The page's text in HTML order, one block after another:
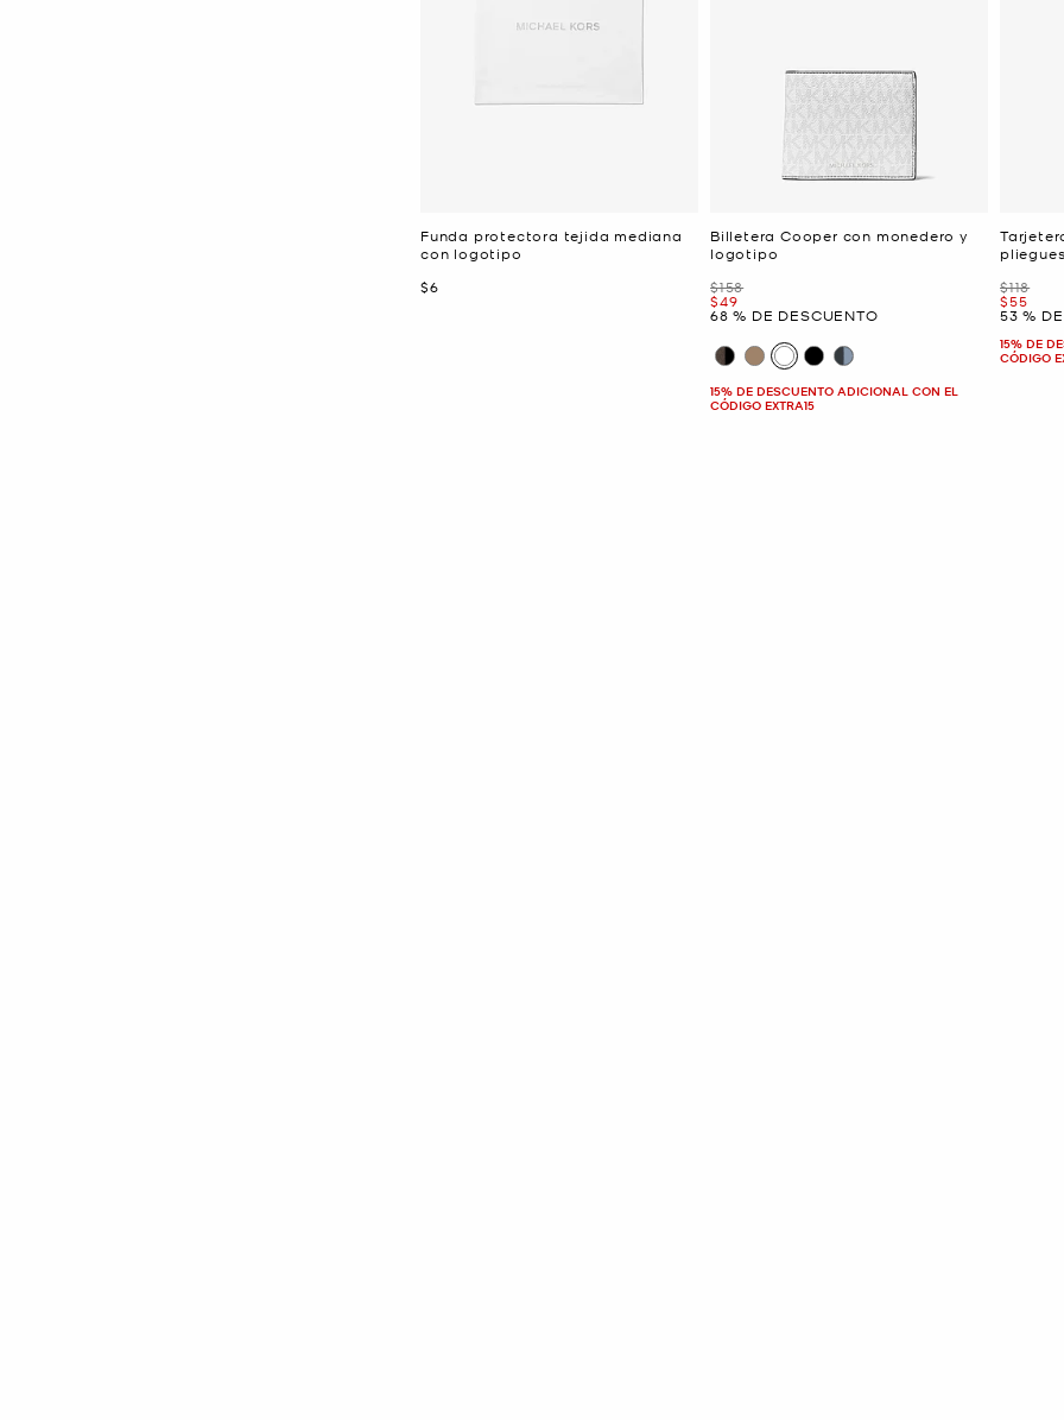
Funda protectora tejida mediana
con logotipo
Ahora
$6
Billetera Cooper con monedero y
logotipo
Era
$158
Ahora
$49
68 % DE DESCUENTO
15% DE DESCUENTO ADICIONAL CON EL
CÓDIGO EXTRA15
Era
$118
Ahora
$55
53 %
15% DE
CÓDIGO